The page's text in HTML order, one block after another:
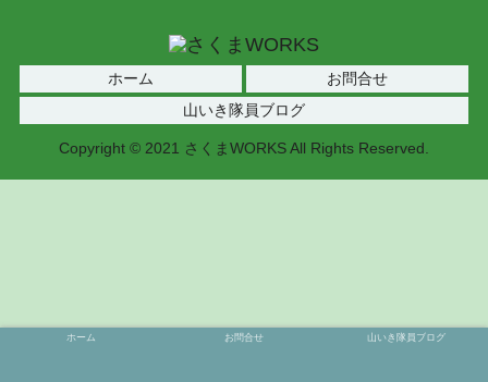
ホーム
お問合せ
山いき隊員ブログ
Copyright © 2021 さくまWORKS All Rights Reserved.
ホーム お問合せ 山いき隊員ブログ